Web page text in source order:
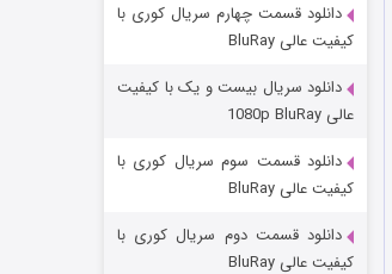
مردگان متحرک: شهر مرده ۳
دانلود قسمت چهارم سریال کوری با
کیفیت عالی BluRay
دانلود سریال بیست و یک با کیفیت
عالی 1080p BluRay
دانلود قسمت سوم سریال کوری با
کیفیت عالی BluRay
دانلود قسمت دوم سریال کوری با
کیفیت عالی BluRay